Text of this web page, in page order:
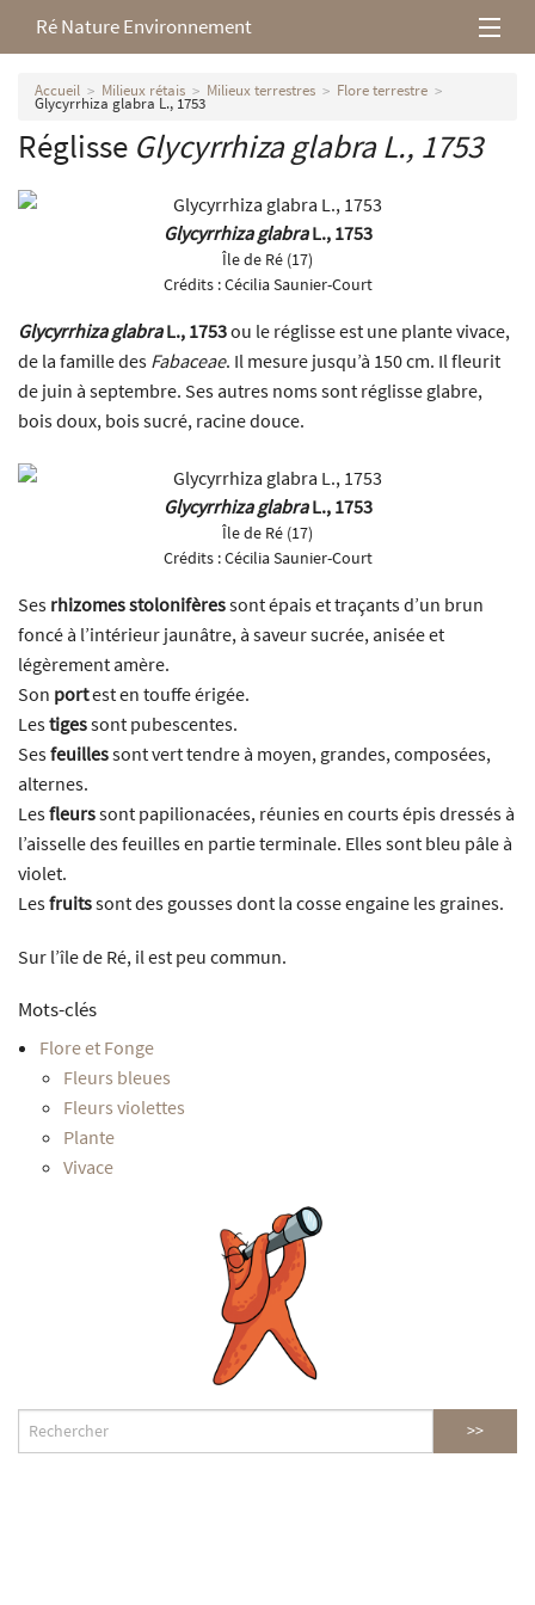
Ré Nature Environnement
L’association
Milieux rétais
Nos parutions
Accueil Milieux rétais Milieux terrestres Flore terrestre
Glycyrrhiza glabra L., 1753
Réglisse Glycyrrhiza glabraL., 1753
Glycyrrhiza glabraL., 1753
Île de Ré (17)
Crédits :Cécilia Saunier-Court
Glycyrrhiza glabraL., 1753ou le réglisse est une plante vivace,
de la famille des Fabaceae. Il mesure jusqu’à 150 cm. Il fleurit
de juin à septembre. Ses autres noms sont réglisse glabre,
bois doux, bois sucré, racine douce.
Glycyrrhiza glabraL., 1753
Île de Ré (17)
Crédits :Cécilia Saunier-Court
Ses rhizomes stolonifèressont épais et traçants d’un brun
foncé à l’intérieur jaunâtre, à saveur sucrée, anisée et
légèrement amère.
Son portest en touffe érigée.
Lestigessont pubescentes.
Sesfeuillessont vert tendre à moyen, grandes, composées,
alternes.
Lesfleurssont papilionacées, réunies en courts épis dressés à
l’aisselle des feuilles en partie terminale. Elles sont bleu pâle à
violet.
Lesfruitssont des gousses dont la cosse engaine les graines.
Sur l’île de Ré, il est peu commun.
Mots-clés
Flore et Fonge
Fleurs bleues
Fleurs violettes
Plante
Vivace